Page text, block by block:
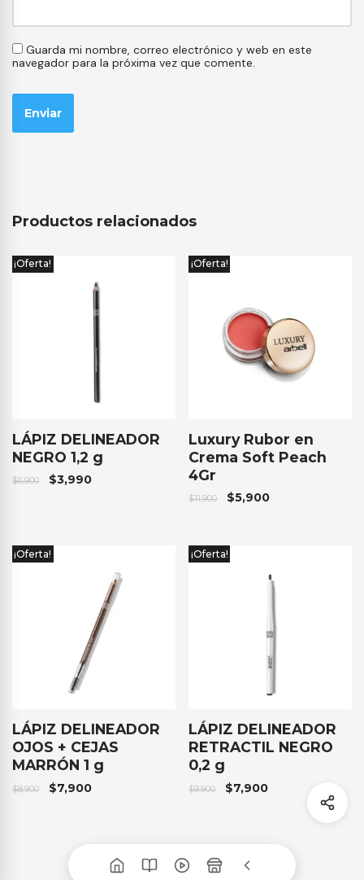
Guarda mi nombre, correo electrónico y web en este
navegador para la próxima vez que comente.
Productos relacionados
¡Oferta!
LÁPIZ DELINEADOR
NEGRO 1,2 g
$6,900 $3,990
¡Oferta!
Luxury Rubor en
Crema Soft Peach
4Gr
$11,900 $5,900
¡Oferta!
LÁPIZ DELINEADOR
OJOS + CEJAS
MARRÓN 1 g
$8,900 $7,900
¡Oferta!
LÁPIZ DELINEADOR
RETRACTIL NEGRO
0,2 g
$9,900 $7,900